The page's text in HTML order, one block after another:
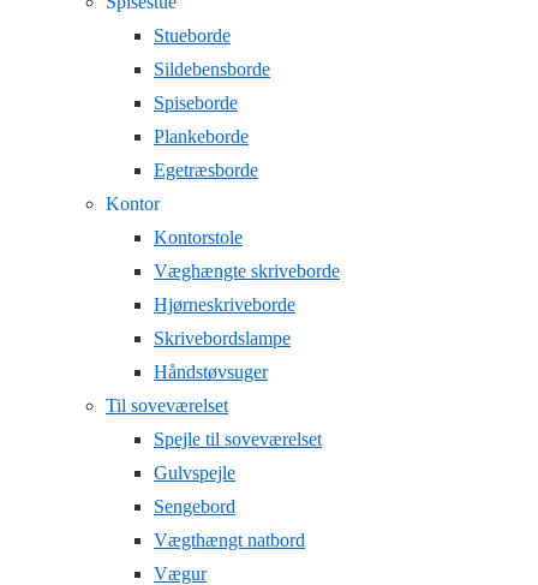
Stueborde
Sildebensborde
Spiseborde
Plankeborde
Egetræsborde
Kontor
Kontorstole
Væghængte skriveborde
Hjørneskriveborde
Skrivebordslampe
Håndstøvsuger
Til soveværelset
Spejle til soveværelset
Gulvspejle
Sengebord
Vægthængt natbord
Vægur